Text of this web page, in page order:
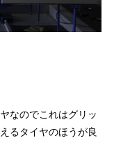
なのでこれはグリッ
るタイヤのほうが良